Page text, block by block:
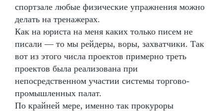
спортзале любые физические упражнения можно
делать на тренажерах.
Как на юриста на меня каких только писем не
писали — то мы рейдеры, воры, захватчики. Так
вот из этого числа проектов примерно треть
проектов была реализована при
непосредственном участии системы торгово-
промышленных палат.
По крайней мере, именно так прокуроры